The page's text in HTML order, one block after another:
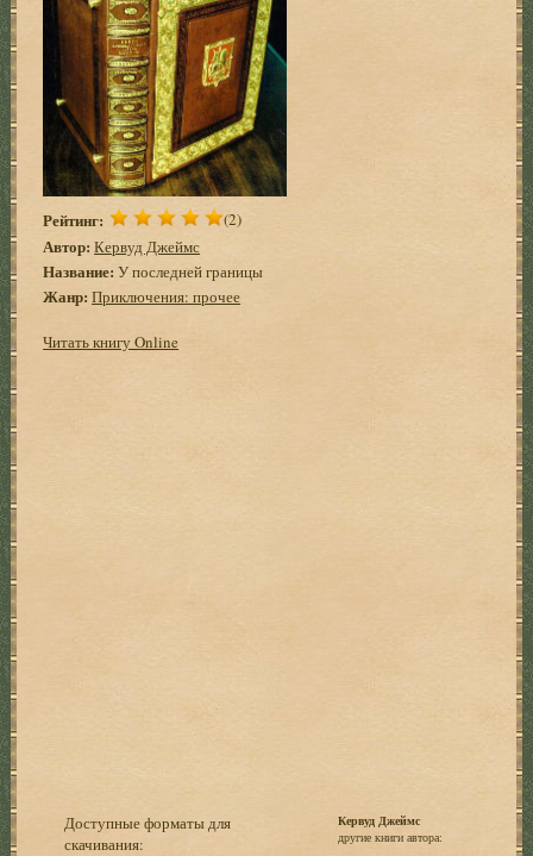
Рейтинг: (2)
Автор: Кервуд Джеймс
Название: У последней границы
Жанр: Приключения: прочее
Читать книгу Online
Доступные форматы для
скачивания:
Кервуд Джеймс
другие книги автора: